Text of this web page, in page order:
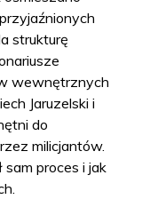
strukturę
wewnętrznych
Jaruzelski i
do
milicjantów.
sam proces i jak